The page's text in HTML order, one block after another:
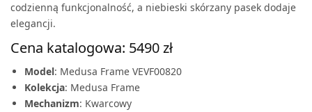
codzienną funkcjonalność, a niebieski skórzany pasek dodaje
elegancji.
Cena katalogowa: 5490 zł
Model: Medusa Frame VEVF00820
Kolekcja: Medusa Frame
Mechanizm: Kwarcowy